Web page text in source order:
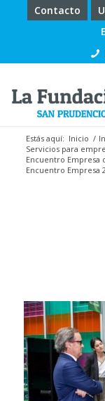
Contacto
Estás aquí: Inicio /
Servicios para
Encuentro Empresa
Encuentro Empresa